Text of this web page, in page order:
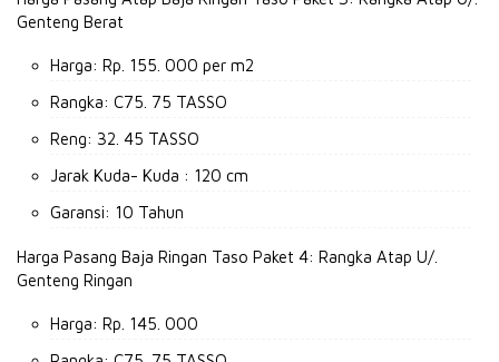
Genteng Berat
Harga: Rp. 155. 000 per m2
Rangka: C75. 75 TASSO
Reng: 32. 45 TASSO
Jarak Kuda- Kuda : 120 cm
Garansi: 10 Tahun
Harga Pasang Baja Ringan Taso Paket 4: Rangka Atap U/.
Genteng Ringan
Harga: Rp. 145. 000